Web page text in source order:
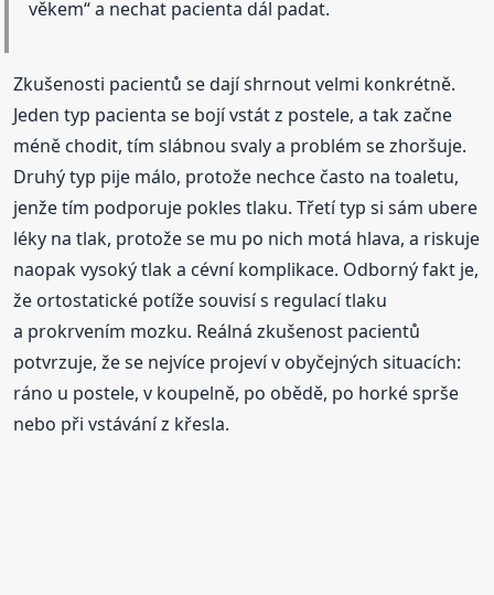
věkem“ a nechat pacienta dál padat.
Zkušenosti pacientů se dají shrnout velmi konkrétně.
Jeden typ pacienta se bojí vstát z postele, a tak začne
méně chodit, tím slábnou svaly a problém se zhoršuje.
Druhý typ pije málo, protože nechce často na toaletu,
jenže tím podporuje pokles tlaku. Třetí typ si sám ubere
léky na tlak, protože se mu po nich motá hlava, a riskuje
naopak vysoký tlak a cévní komplikace. Odborný fakt je,
že ortostatické potíže souvisí s regulací tlaku
a prokrvením mozku. Reálná zkušenost pacientů
potvrzuje, že se nejvíce projeví v obyčejných situacích:
ráno u postele, v koupelně, po obědě, po horké sprše
nebo při vstávání z křesla.